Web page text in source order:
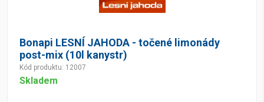
Bonapi LESNÍ JAHODA - točené limonády
post-mix (10l kanystr)
Kód produktu: 12007
Skladem